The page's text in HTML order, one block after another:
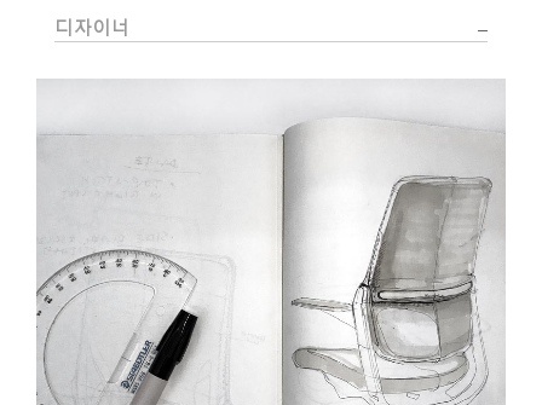
디자이너